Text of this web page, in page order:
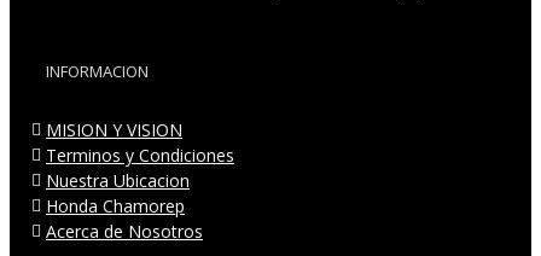
INFORMACION
MISION Y VISION
Terminos y Condiciones
Nuestra Ubicacion
Honda Chamorep
Acerca de Nosotros